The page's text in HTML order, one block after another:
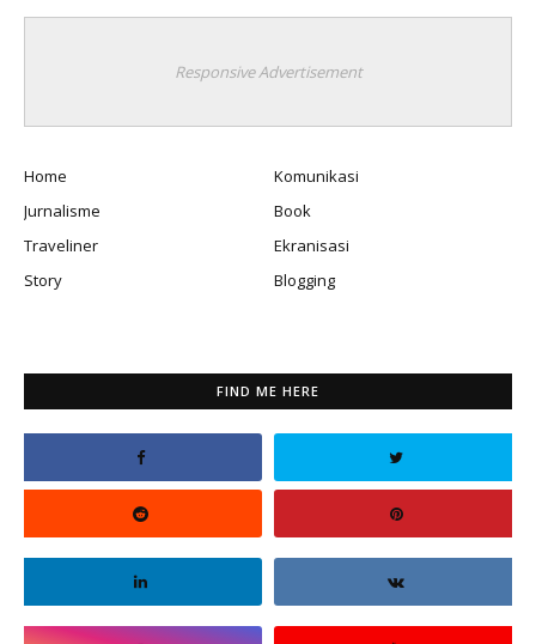
Responsive Advertisement
Home
Komunikasi
Jurnalisme
Book
Traveliner
Ekranisasi
Story
Blogging
FIND ME HERE